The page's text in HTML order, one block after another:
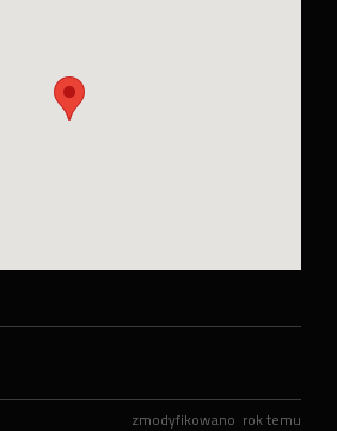
zmodyfikowano rok temu